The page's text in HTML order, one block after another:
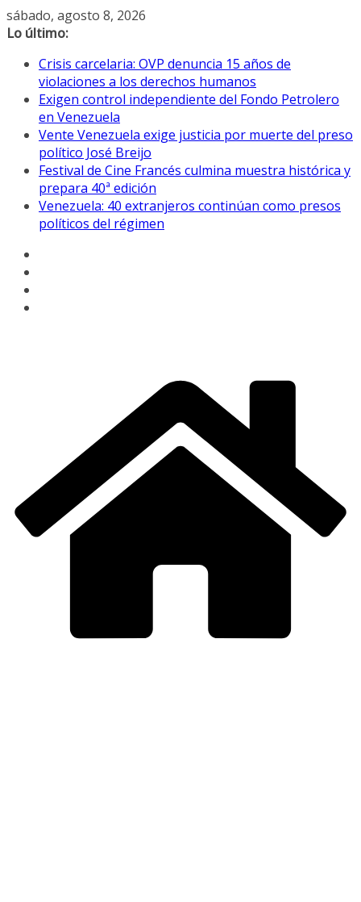
Saltar
al
sábado, agosto 8, 2026
Lo último:
Crisis carcelaria: OVP denuncia 15 años de
violaciones a los derechos humanos
Exigen control independiente del Fondo Petrolero
en Venezuela
Vente Venezuela exige justicia por muerte del preso
político José Breijo
Festival de Cine Francés culmina muestra histórica y
prepara 40ª edición
Venezuela: 40 extranjeros continúan como presos
políticos del régimen